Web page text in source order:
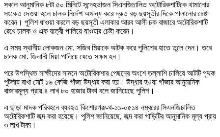
সকাল আনুমানিক ৮টা ৫০ মিনিটে সন্দেহভাজন সিএনজিচালিত অটোরিকশাটিকে থামানোর
সংকেত দেওয়া হলে চালক নির্দেশ অমান্য করে দ্রুত বড় ছয়সূতীর দিকে পালানোর চেষ্টা
করেন। পুলিশ ধাওয়া করলে বড় ছয়সূতী এলাকার আরব আলী চক বাজারে অটোরিকশাটি
রেখে চালক ও এক যাত্রী পালিয়ে যাওয়ার চেষ্টা করেন।
এ সময় স্থানীয় লোকজন মো. সজিব মিয়াকে আটক করে পুলিশের হাতে তুলে দেন। তবে
চালক মো. জিলানী মিয়া পালিয়ে যেতে সক্ষম হন।
পরে উপস্থিত সাক্ষীদের সামনে অটোরিকশার পেছনের অংশে তল্লাশি চালিয়ে আটটি পৃথক
পুটলায় রাখা মোট ১৬ কেজি গাঁজা উদ্ধার করা হয়। উদ্ধার হওয়া গাঁজার আনুমানিক
বাজারমূল্য প্রায় ৪ লাখ ৮০ হাজার টাকা বলে জানিয়েছে পুলিশ।
এ ছাড়া মাদক পরিবহনে ব্যবহৃত কিশোরগঞ্জ-থ-১১-০৫১৪ নম্বরের সিএনজিচালিত
অটোরিকশাটি জব্দ করা হয়েছে। পুলিশ জানিয়েছে, জব্দ করা গাড়িটির আনুমানিক মূল্য প্রায়
৩ লাখ টাকা।